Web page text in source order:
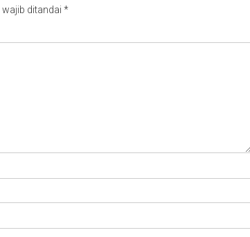
wajib ditandai *